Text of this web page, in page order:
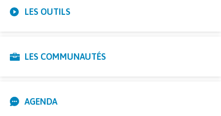
LES OUTILS
LES COMMUNAUTÉS
AGENDA